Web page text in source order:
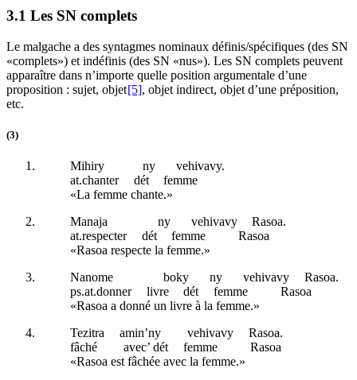
3.1 Les SN complets
Le malgache a des syntagmes nominaux définis/spécifiques (des SN
«complets») et indéfinis (des SN «nus»). Les SN complets peuvent
apparaître dans n’importe quelle position argumentale d’une
proposition : sujet, objet[5], objet indirect, objet d’une préposition,
etc.
(3)
Mihiry ny
vehivavy.
at.chanter dét
femme
«La femme chante.»
Manaja
ny vehivavy
Rasoa.
at.respecter dét femme
Rasoa
«Rasoa respecte la femme.»
Nanome
boky ny vehivavy
Rasoa.
ps.at.donner livre dét femme
Rasoa
«Rasoa a donné un livre à la femme.»
Tezitra
amin’ny vehivavy
Rasoa.
fâché
avec’ dét femme
Rasoa
«Rasoa est fâchée avec la femme.»